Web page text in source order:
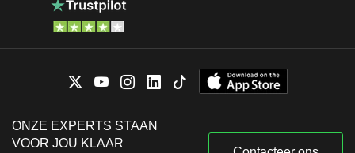
ONZE EXPERTS STAAN
VOOR JOU KLAAR